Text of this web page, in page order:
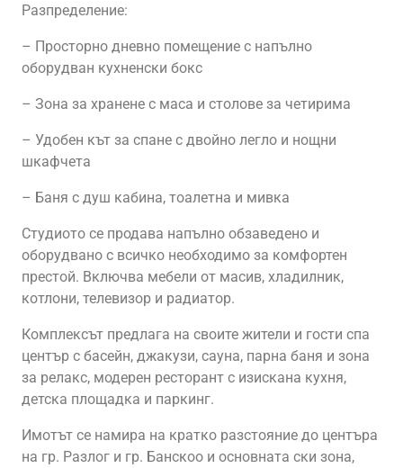
Разпределение:
– Просторно дневно помещение с напълно
оборудван кухненски бокс
– Зона за хранене с маса и столове за четирима
– Удобен кът за спане с двойно легло и нощни
шкафчета
– Баня с душ кабина, тоалетна и мивка
Студиото се продава напълно обзаведено и
оборудвано с всичко необходимо за комфортен
престой. Включва мебели от масив, хладилник,
котлони, телевизор и радиатор.
Комплексът предлага на своите жители и гости спа
център с басейн, джакузи, сауна, парна баня и зона
за релакс, модерен ресторант с изискана кухня,
детска площадка и паркинг.
Имотът се намира на кратко разстояние до центъра
на гр. Разлог и гр. Банскоо и основната ски зона,